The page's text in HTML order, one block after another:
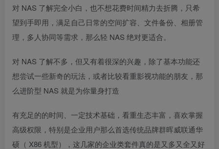
对 NAS 了解完全小白，也不想花费时间精力去折腾，只希
望到手即用，满足自己日常的空间扩容、文件备份、相册管
理，多人协同等需求，那么轻 NAS 绝对更适合。
对 NAS 了解不多，但又有着很深的兴趣，除了基本功能还
想尝试一些新奇的玩法，或者比较看重影视功能的朋友，那
么进阶型 NAS 就是为你量身打造
有充足的的时间、一定技术基础，看重生态丰富，喜欢掌握
高级权限，特别是企业用户那么首选传统品牌群晖威联通华
硕（ X86 机型），这几家的企业类套件真的是又多又全又好